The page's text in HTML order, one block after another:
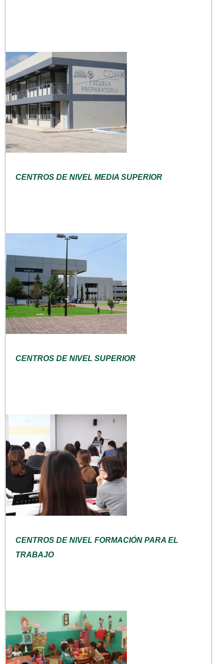
CENTROS DE NIVEL MEDIA SUPERIOR
CENTROS DE NIVEL SUPERIOR
CENTROS DE NIVEL FORMACIÓN PARA EL
TRABAJO